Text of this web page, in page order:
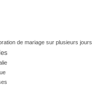
de mariage sur plusieurs jours